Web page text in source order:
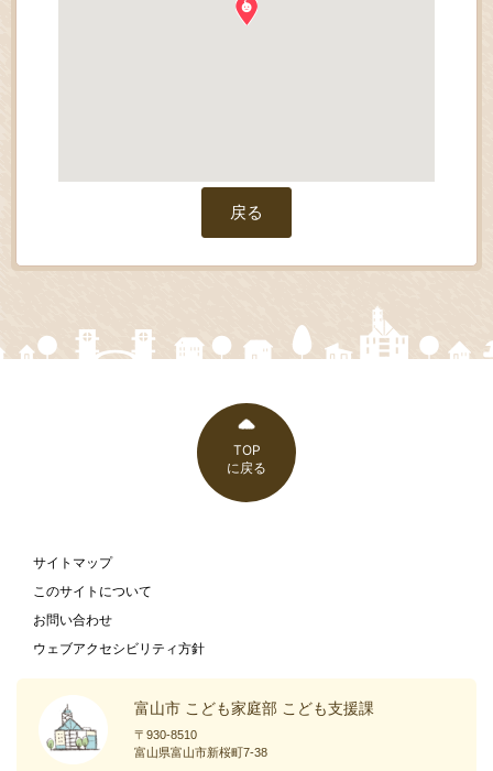
戻る
TOP
に戻る
サイトマップ
このサイトについて
お問い合わせ
ウェブアクセシビリティ方針
富山市 こども家庭部 こども支援課
〒930-8510
富山県富山市新桜町7-38